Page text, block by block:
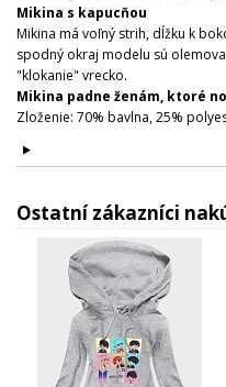
Mikina s kapucňou
Mikina má voľný strih, dĺžku k
spodný okraj modelu sú
"klokanie" vrecko.
Mikina padne ženám, ktoré
Zloženie: 70% bavlna, 25%
Ostatní zákazníci